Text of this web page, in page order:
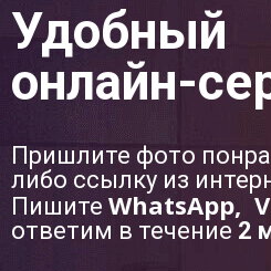
Пришлите фото
либо ссылку из
Пишите WhatsApp,
ответим в течение 2
Удобный
онлайн-